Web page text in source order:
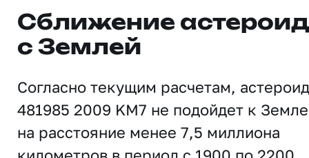
Сближение
с Землей
Согласно текущим расчетам, астероид
481985 2009 KM7 не подойдет к Земле
на расстояние менее 7,5 миллиона